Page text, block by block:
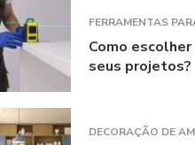
FERRAMENTAS
Como
seus projetos?
DECORAÇÃO DE